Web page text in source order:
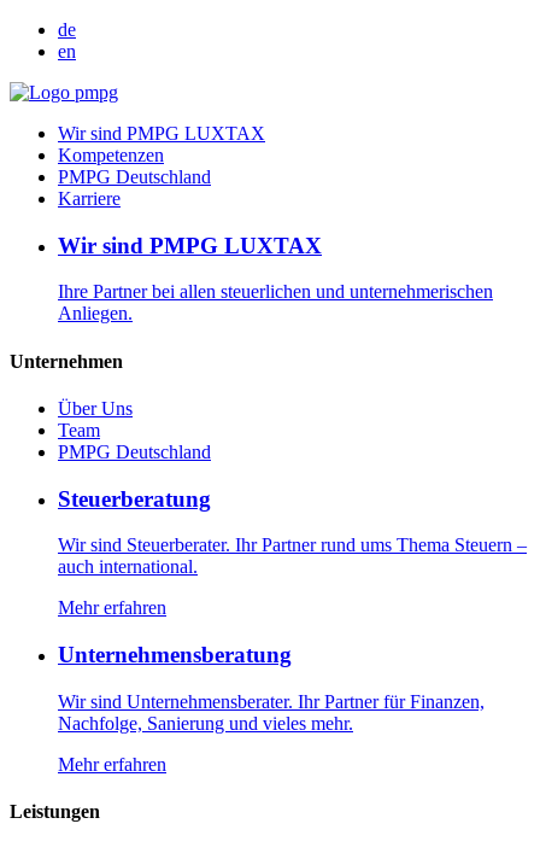
de
en
Wir sind PMPG LUXTAX
Kompetenzen
PMPG Deutschland
Karriere
Wir sind PMPG LUXTAX
Ihre Partner bei allen steuerlichen und unternehmerischen
Anliegen.
Unternehmen
Über Uns
Team
PMPG Deutschland
Steuerberatung
Wir sind Steuerberater. Ihr Partner rund ums Thema Steuern –
auch international.
Mehr erfahren
Unternehmensberatung
Wir sind Unternehmensberater. Ihr Partner für Finanzen,
Nachfolge, Sanierung und vieles mehr.
Mehr erfahren
Leistungen